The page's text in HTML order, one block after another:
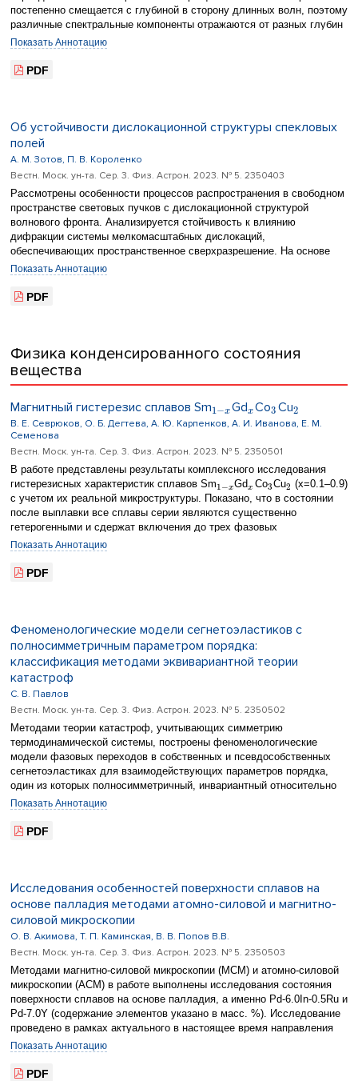
постепенно смещается с глубиной в сторону длинных волн, поэтому
различные спектральные компоненты отражаются от разных глубин
структуры. При наклонном падении это обеспечивает значительную
зависимость и способствует пространственному разделению
Показать Аннотацию
PDF
Об устойчивости дислокационной структуры спекловых
полей
А. М. Зотов, П. В. Короленко
Вестн. Моск. ун-та. Сер. 3. Физ. Астрон. 2023. № 5. 2350403
Рассмотрены особенности процессов распространения в свободном
пространстве световых пучков с дислокационной структурой
волнового фронта. Анализируется стойчивость к влиянию
дифракции системы мелкомасштабных дислокаций,
обеспечивающих пространственное сверхразрешение. На основе
сравнения характеристик дислокационных образований различных
систем с винтовыми дислокациями специального типа. Такие
результаты найдут применение при оптимизации характеристик
оптических устройств со сверхвысоким пространственным
разрешением, а также при разработке программного обеспечения
с заданным амплитудно-фазовым профилем.
Показать Аннотацию
PDF
Физика конденсированного состояния
вещества
Магнитный гистерезис сплавов Sm1−xGdx Co3 Cu2
В. Е. Севрюков, О. Б. Дегтева, А. Ю. Карпенков, А. И. Иванова, Е. М.
Семенова
Вестн. Моск. ун-та. Сер. 3. Физ. Астрон. 2023. № 5. 2350501
В работе представлены результаты комплексного исследования
гистерезисных характеристик сплавов Sm1 −xGdx Co3Cu2 (x=0.1–0.9)
с учетом их реальной микроструктуры. Показано, что в состоянии
после выплавки все сплавы серии являются существенно
гетерогенными и сдержат включения до трех фазовых
составляющих. Высокотемпературный отжиг при 1050
однако однофазное состояние было достигнуто только для
неоднородностях. Максимальная коэрцитивная сила 0,94 Tл была
достигнута на составе Sm0.4Gd0.6Co3Cu2.
Показать Аннотацию
PDF
Феноменологические модели сегнетоэластиков с
полносимметричным параметром порядка:
классификация методами эквивариантной теории
катастроф
С. В. Павлов
Вестн. Моск. ун-та. Сер. 3. Физ. Астрон. 2023. № 5. 2350502
Методами теории катастроф, учитывающих симметрию
термодинамической системы, построены феноменологические
модели фазовых переходов в собственных и псевдособственных
сегнетоэластиках для взаимодействующих параметров порядка,
один из которых полносимметричный, инвариантный относительно
всех преобразований симметрии кристалла. Проведена
зависящих от внешних термодинамических условий. Построена
удовлетворительное качественное соответствие.
Показать Аннотацию
PDF
Исследования особенностей поверхности сплавов на
основе палладия методами атомно-силовой и магнитно-
силовой микроскопии
О. В. Акимова, Т. П. Каминская, В. В. Попов В.В.
Вестн. Моск. ун-та. Сер. 3. Физ. Астрон. 2023. № 5. 2350503
Методами магнитно-силовой микроскопии (МСМ) и атомно-силовой
микроскопии (АСМ) в работе выполнены исследования состояния
поверхности сплавов на основе палладия, а именно Pd-6.0In-0.5Ru и
Pd-7.0Y (содержание элементов указано в масс. %). Исследование
проведено в рамках актуального в настоящее время направления
повышения безопасности сепарации и хранения водорода. Образцы
электродугового сплавления. Прошли обратимое водородное
Показать Аннотацию
PDF